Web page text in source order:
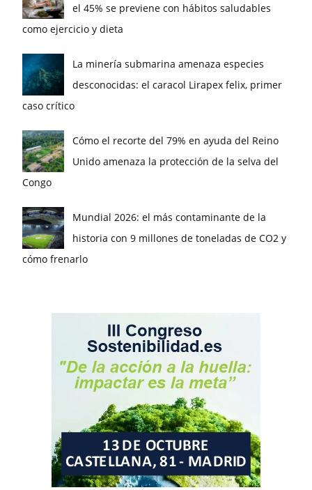
el 45% se previene con hábitos saludables
como ejercicio y dieta
La minería submarina amenaza especies
desconocidas: el caracol Lirapex felix, primer
caso crítico
Cómo el recorte del 79% en ayuda del Reino
Unido amenaza la protección de la selva del
Congo
Mundial 2026: el más contaminante de la
historia con 9 millones de toneladas de CO2 y
cómo frenarlo